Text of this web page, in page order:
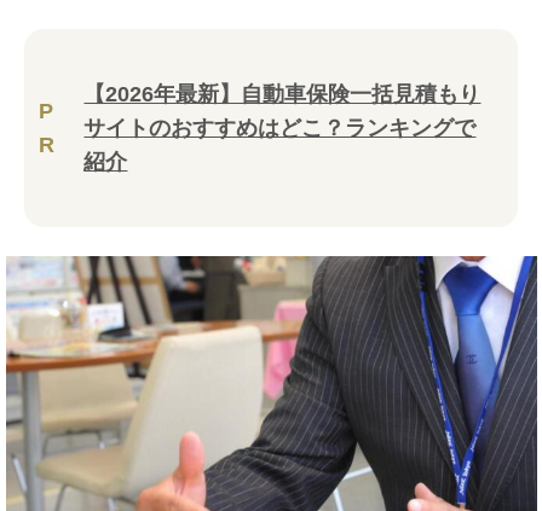
P
R
【2026年最新】自動車保険一括見積もり
サイトのおすすめはどこ？ランキングで
紹介